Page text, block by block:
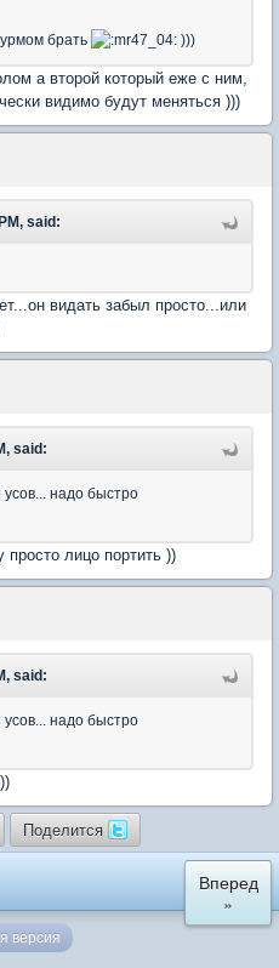
брать )))
а второй который еже с ним,
видимо будут меняться )))
said:
видать забыл просто...или
said:
надо быстро
лицо портить ))
said:
надо быстро
Поделится
Вперед
»
версия